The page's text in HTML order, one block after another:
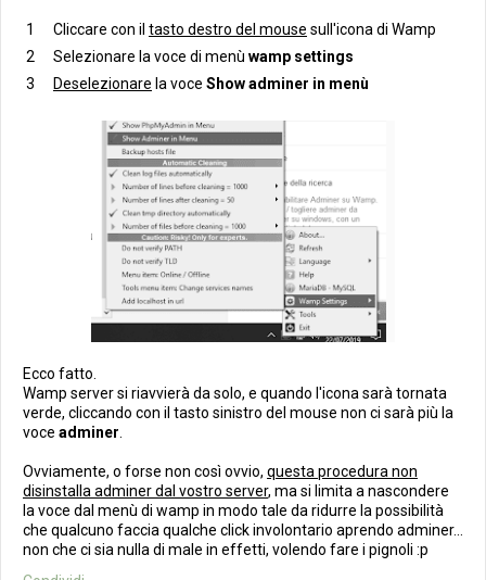
Cliccare con il tasto destro del mouse sull'icona di Wamp
Selezionare la voce di menù wamp settings
Deselezionare la voce Show adminer in menù
Ecco fatto.
Wamp server si riavvierà da solo, e quando l'icona sarà tornata
verde, cliccando con il tasto sinistro del mouse non ci sarà più la
voce adminer
Ovviamente, o forse non così ovvio, questa procedura non
disinstalla adminer dal vostro server, ma si limita a nascondere
la voce dal menù di wamp in modo tale da ridurre la possibilità
che qualcuno faccia qualche click involontario aprendo adminer...
non che ci sia nulla di male in effetti, volendo fare i pignoli :p